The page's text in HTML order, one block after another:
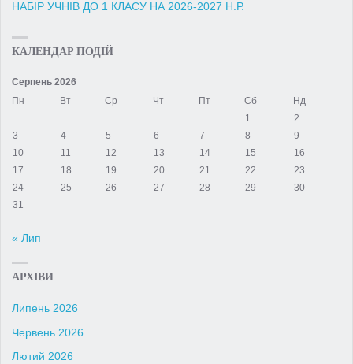
НАБІР УЧНІВ ДО 1 КЛАСУ НА 2026-2027 Н.Р.
КАЛЕНДАР ПОДІЙ
Серпень 2026
Пн
Вт Ср Чт Пт Сб
Нд
1
2
3
4 5 6 7 8
9
10
11 12 13 14 15
16
17
18 19 20 21 22
23
24
25 26 27 28 29
30
31
« Лип
АРХІВИ
Липень 2026
Червень 2026
Лютий 2026